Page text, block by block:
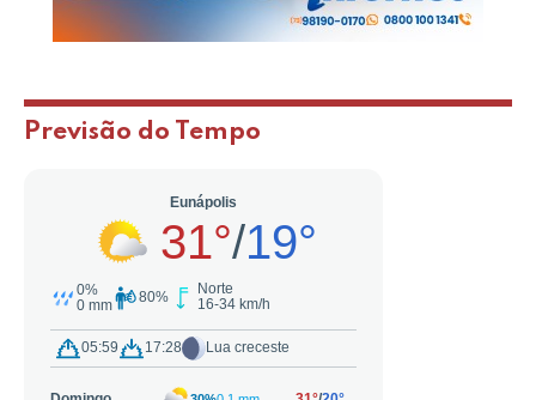
Previsão do Tempo